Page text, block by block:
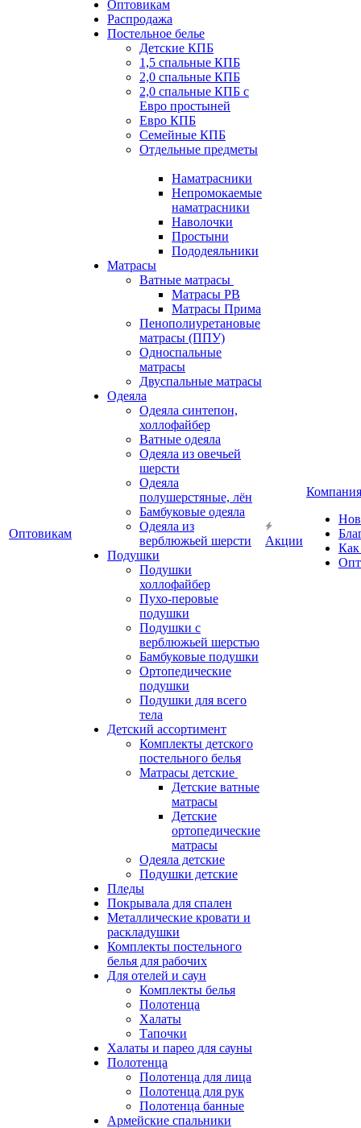
Оптовикам
Оптовикам
Распродажа
Постельное белье
Детские КПБ
1,5 спальные КПБ
2,0 спальные КПБ
2,0 спальные КПБ с
Евро простыней
Евро КПБ
Семейные КПБ
Отдельные предметы
Наматрасники
Непромокаемые
наматрасники
Наволочки
Простыни
Пододеяльники
Матрасы
Ватные матрасы
Матрасы РВ
Матрасы Прима
Пенополиуретановые
матрасы (ППУ)
Односпальные
матрасы
Двуспальные матрасы
Одеяла
Одеяла синтепон,
холлофайбер
Ватные одеяла
Одеяла из овечьей
шерсти
Одеяла
полушерстяные, лён
Бамбуковые одеяла
Одеяла из
верблюжьей шерсти
Подушки
Подушки
холлофайбер
Пухо-перовые
подушки
Подушки с
верблюжьей шерстью
Бамбуковые подушки
Ортопедические
подушки
Подушки для всего
тела
Детский ассортимент
Комплекты детского
постельного белья
Матрасы детские
Детские ватные
матрасы
Детские
ортопедические
матрасы
Одеяла детские
Подушки детские
Пледы
Покрывала для спален
Металлические кровати и
раскладушки
Комплекты постельного
белья для рабочих
Для отелей и саун
Комплекты белья
Полотенца
Халаты
Тапочки
Халаты и парео для сауны
Полотенца
Полотенца для лица
Полотенца для рук
Полотенца банные
Армейские спальники
Акции
Компания
Как